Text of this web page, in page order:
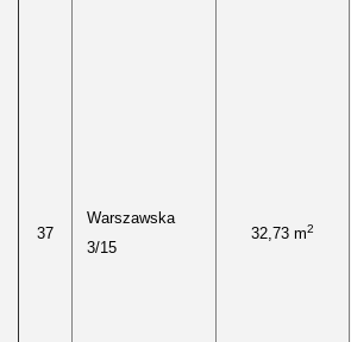
37
Warszawska
3/15
32,73 m2